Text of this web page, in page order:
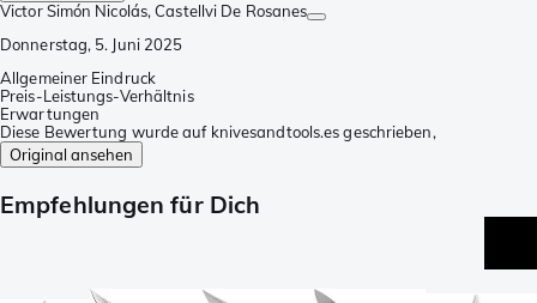
Victor Simón Nicolás, Castellvi De Rosanes
Donnerstag, 5. Juni 2025
Allgemeiner Eindruck
Preis-Leistungs-Verhältnis
Erwartungen
Diese Bewertung wurde auf knivesandtools.es geschrieben,
Original ansehen
Empfehlungen für Dich